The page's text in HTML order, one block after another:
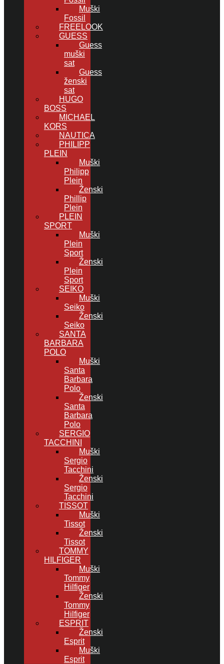
Muški
Fossil
FREELOOK
GUESS
Guess
muški
sat
Guess
ženski
sat
HUGO
BOSS
MICHAEL
KORS
NAUTICA
PHILIPP
PLEIN
Muški
Philipp
Plein
Ženski
Phillip
Plein
PLEIN
SPORT
Muški
Plein
Sport
Ženski
Plein
Sport
SEIKO
Muški
Seiko
Ženski
Seiko
SANTA
BARBARA
POLO
Muški
Santa
Barbara
Polo
Ženski
Santa
Barbara
Polo
SERGIO
TACCHINI
Muški
Sergio
Tacchini
Ženski
Sergio
Tacchini
TISSOT
Muški
Tissot
Ženski
Tissot
TOMMY
HILFIGER
Muški
Tommy
Hilfiger
Ženski
Tommy
Hilfiger
ESPRIT
Ženski
Esprit
Muški
Esprit